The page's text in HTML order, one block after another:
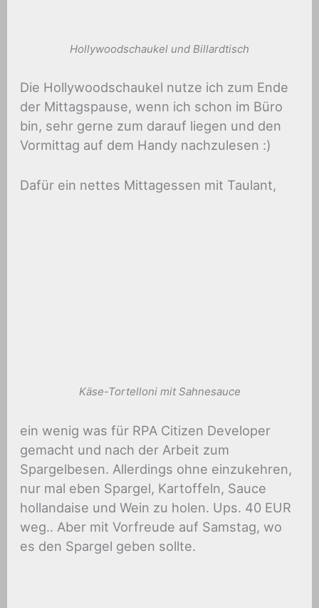
Hollywoodschaukel und Billardtisch
Die Hollywoodschaukel nutze ich zum Ende
der Mittagspause, wenn ich schon im Büro
bin, sehr gerne zum darauf liegen und den
Vormittag auf dem Handy nachzulesen :)
Dafür ein nettes Mittagessen mit Taulant,
Käse-Tortelloni mit Sahnesauce
ein wenig was für RPA Citizen Developer
gemacht und nach der Arbeit zum
Spargelbesen. Allerdings ohne einzukehren,
nur mal eben Spargel, Kartoffeln, Sauce
hollandaise und Wein zu holen. Ups. 40 EUR
weg.. Aber mit Vorfreude auf Samstag, wo
es den Spargel geben sollte.